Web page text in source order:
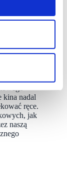
galerii
żaden limit,
kina nadal
ręce.
jak
naszą